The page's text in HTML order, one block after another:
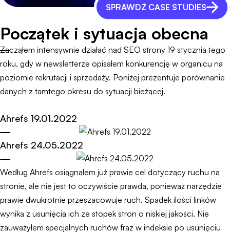
SPRAWDŹ CASE STUDIES
Początek i sytuacja obecna
Zacząłem intensywnie działać nad SEO strony 19 stycznia tego
roku, gdy w newsletterze opisałem konkurencję w organicu na
poziomie rekrutacji i sprzedaży. Poniżej prezentuje porównanie
danych z tamtego okresu do sytuacji bieżącej.
Ahrefs 19.01.2022
Ahrefs 24.05.2022
Według Ahrefs osiągnąłem już prawie cel dotyczący ruchu na
stronie, ale nie jest to oczywiście prawda, ponieważ narzędzie
prawie dwukrotnie przeszacowuje ruch. Spadek ilości linków
wynika z usunięcia ich ze stopek stron o niskiej jakości. Nie
zauważyłem specjalnych ruchów fraz w indeksie po usunięciu